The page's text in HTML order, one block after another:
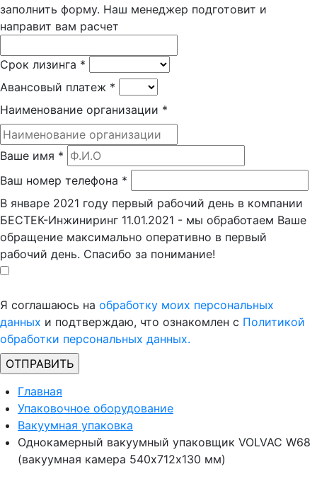
заполнить форму. Наш менеджер подготовит и
направит вам расчет
Срок лизинга *
Авансовый платеж *
Наименование организации *
Ваше имя *
Ваш номер телефона *
В январе 2021 году первый рабочий день в компании
БЕСТЕК-Инжиниринг 11.01.2021 - мы обработаем Ваше
обращение максимально оперативно в первый
рабочий день. Спасибо за понимание!
Я соглашаюсь на обработку моих персональных
данных и подтверждаю, что ознакомлен с Политикой
обработки персональных данных.
Главная
Упаковочное оборудование
Вакуумная упаковка
Однокамерный вакуумный упаковщик VOLVAC W68
(вакуумная камера 540х712х130 мм)